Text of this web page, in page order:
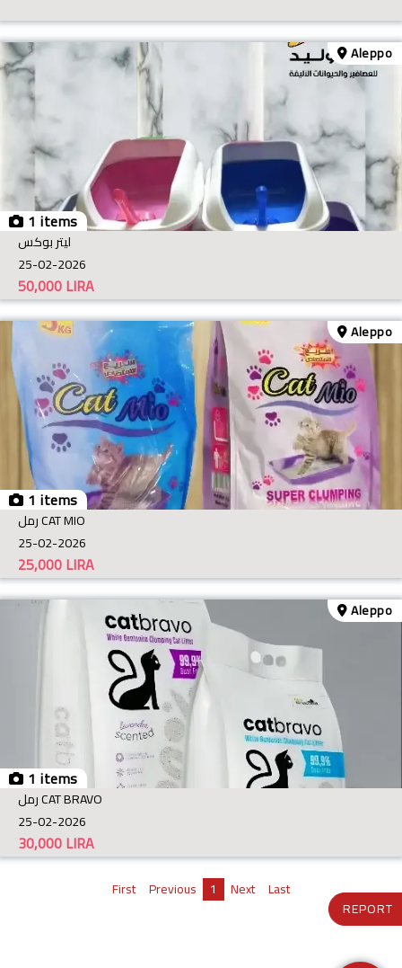
1 items
Aleppo
ليتر بوكس
25-02-2026
LIRA
50,000
1 items
Aleppo
رمل CAT MIO
25-02-2026
LIRA
25,000
1 items
Aleppo
رمل CAT BRAVO
25-02-2026
LIRA
30,000
First Previous 1 Next Last
REPORT